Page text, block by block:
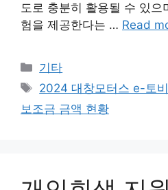
도로 충분히 활용될 수 있으
험을 제공한다는 … Read
Categories
기타
Tags
2024 대창모터스 e-토
보조금 금액 현황